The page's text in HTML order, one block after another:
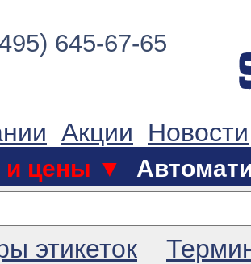
645-67-65
Акции Новости
и цены ▼
этикеток